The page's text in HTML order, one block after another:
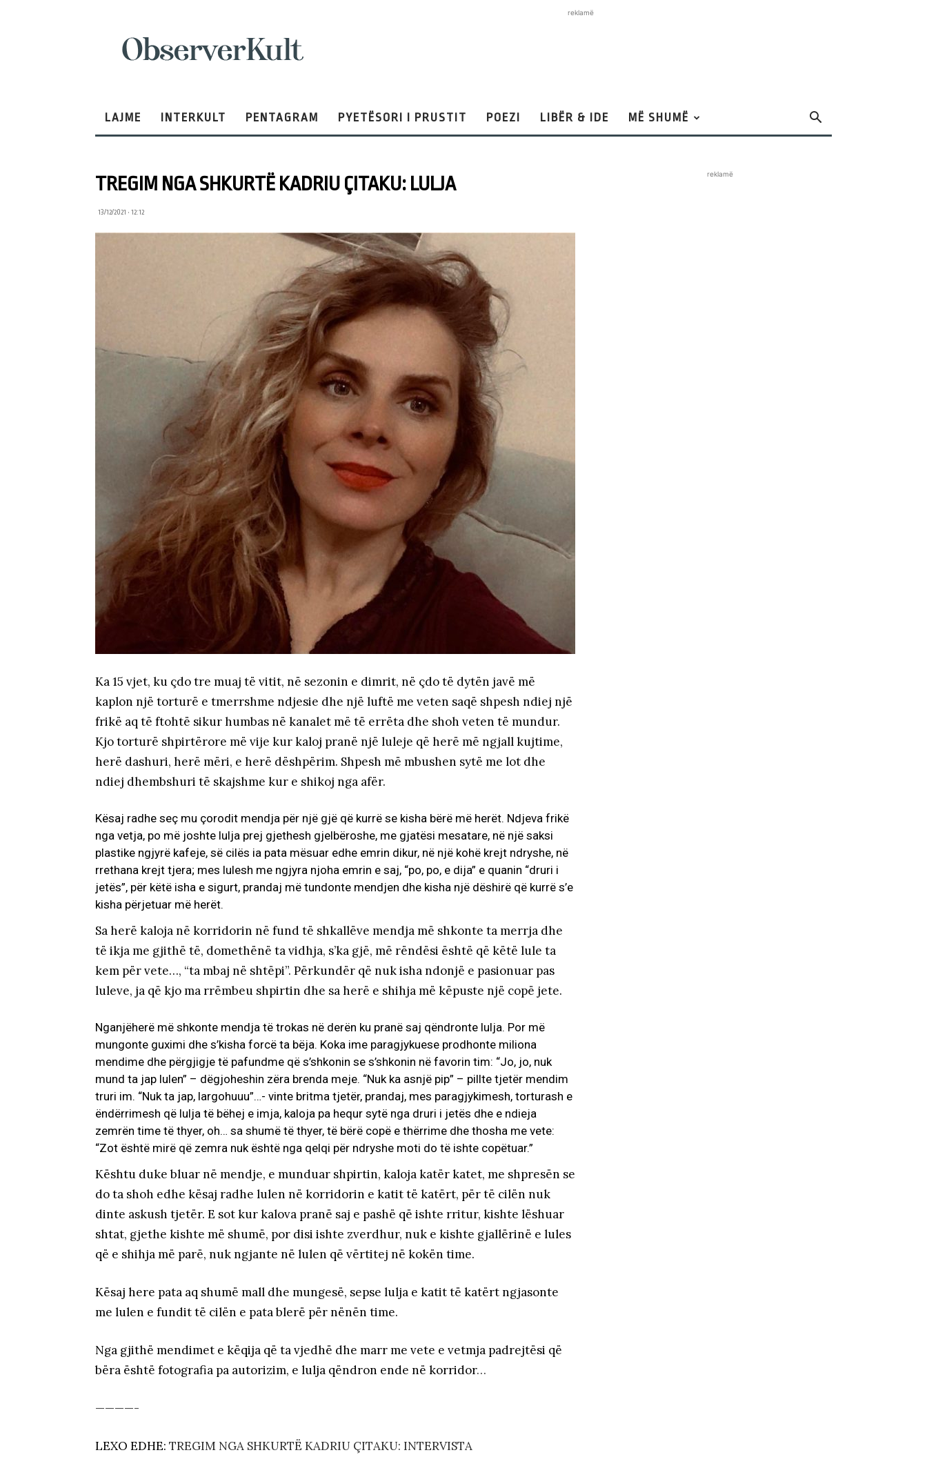
reklamë
LAJME INTERKULT PENTAGRAM PYETËSORI I PRUSTIT POEZI LIBËR & IDE MË SHUMË
TREGIM NGA SHKURTË KADRIU ÇITAKU: LULJA
13/12/2021 • 12:12
Ka 15 vjet, ku çdo tre muaj të vitit, në sezonin e dimrit, në çdo të dytën javë më
kaplon një torturë e tmerrshme ndjesie dhe një luftë me veten saqë shpesh ndiej një
frikë aq të ftohtë sikur humbas në kanalet më të errëta dhe shoh veten të mundur.
Kjo torturë shpirtërore më vije kur kaloj pranë një luleje që herë më ngjall kujtime,
herë dashuri, herë mëri, e herë dëshpërim. Shpesh më mbushen sytë me lot dhe
ndiej dhembshuri të skajshme kur e shikoj nga afër.
Kësaj radhe seç mu çorodit mendja për një gjë që kurrë se kisha bërë më herët. Ndjeva frikë
nga vetja, po më joshte lulja prej gjethesh gjelbëroshe, me gjatësi mesatare, në një saksi
plastike ngjyrë kafeje, së cilës ia pata mësuar edhe emrin dikur, në një kohë krejt ndryshe, në
rrethana krejt tjera; mes lulesh me ngjyra njoha emrin e saj, “po, po, e dija” e quanin “druri i
jetës”, për këtë isha e sigurt, prandaj më tundonte mendjen dhe kisha një dëshirë që kurrë s’e
kisha përjetuar më herët.
Sa herë kaloja në korridorin në fund të shkallëve mendja më shkonte ta merrja dhe
të ikja me gjithë të, domethënë ta vidhja, s’ka gjë, më rëndësi është që këtë lule ta
kem për vete…, “ta mbaj në shtëpi”. Përkundër që nuk isha ndonjë e pasionuar pas
luleve, ja që kjo ma rrëmbeu shpirtin dhe sa herë e shihja më këpuste një copë jete.
Nganjëherë më shkonte mendja të trokas në derën ku pranë saj qëndronte lulja. Por më
mungonte guximi dhe s’kisha forcë ta bëja. Koka ime paragjykuese prodhonte miliona
mendime dhe përgjigje të pafundme që s’shkonin se s’shkonin në favorin tim: “Jo, jo, nuk
mund ta jap lulen” – dëgjoheshin zëra brenda meje. “Nuk ka asnjë pip” – pillte tjetër mendim
truri im. “Nuk ta jap, largohuuu”…- vinte britma tjetër, prandaj, mes paragjykimesh, torturash e
ëndërrimesh që lulja të bëhej e imja, kaloja pa hequr sytë nga druri i jetës dhe e ndieja
zemrën time të thyer, oh… sa shumë të thyer, të bërë copë e thërrime dhe thosha me vete:
“Zot është mirë që zemra nuk është nga qelqi për ndryshe moti do të ishte copëtuar.”
Kështu duke bluar në mendje, e munduar shpirtin, kaloja katër katet, me shpresën se
do ta shoh edhe kësaj radhe lulen në korridorin e katit të katërt, për të cilën nuk
dinte askush tjetër. E sot kur kalova pranë saj e pashë që ishte rritur, kishte lëshuar
shtat, gjethe kishte më shumë, por disi ishte zverdhur, nuk e kishte gjallërinë e lules
që e shihja më parë, nuk ngjante në lulen që vërtitej në kokën time.
Kësaj here pata aq shumë mall dhe mungesë, sepse lulja e katit të katërt ngjasonte
me lulen e fundit të cilën e pata blerë për nënën time.
Nga gjithë mendimet e këqija që ta vjedhë dhe marr me vete e vetmja padrejtësi që
bëra është fotografia pa autorizim, e lulja qëndron ende në korridor…
————-
LEXO EDHE: TREGIM NGA SHKURTË KADRIU ÇITAKU: INTERVISTA
reklamë